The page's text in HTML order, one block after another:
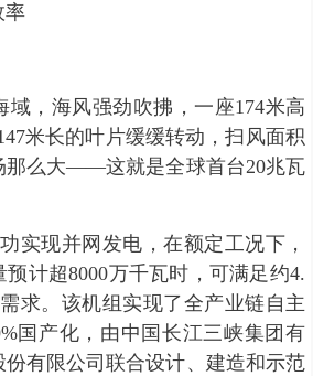
率
域，海风强劲吹拂，一座174米高
米长的叶片缓缓转动，扫风面积
那么大——这就是全球首台20兆瓦
实现并网发电，在额定工况下，
计超8000万千瓦时，可满足约4.
求。该机组实现了全产业链自主
国产化，由中国长江三峡集团有
份有限公司联合设计、建造和示范